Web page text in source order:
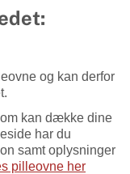
og kan derfor
kan dække dine
har du
samt oplysninger
pilleovne her